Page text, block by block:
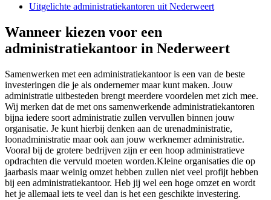
Uitgelichte administratiekantoren uit Nederweert
Wanneer kiezen voor een
administratiekantoor in Nederweert
Samenwerken met een administratiekantoor is een van de beste
investeringen die je als ondernemer maar kunt maken. Jouw
administratie uitbesteden brengt meerdere voordelen met zich mee.
Wij merken dat de met ons samenwerkende administratiekantoren
bijna iedere soort administratie zullen vervullen binnen jouw
organisatie. Je kunt hierbij denken aan de urenadministratie,
loonadministratie maar ook aan jouw werknemer administratie.
Vooral bij de grotere bedrijven zijn er een hoop administratieve
opdrachten die vervuld moeten worden.Kleine organisaties die op
jaarbasis maar weinig omzet hebben zullen niet veel profijt hebben
bij een administratiekantoor. Heb jij wel een hoge omzet en wordt
het je allemaal iets te veel dan is het een geschikte investering.